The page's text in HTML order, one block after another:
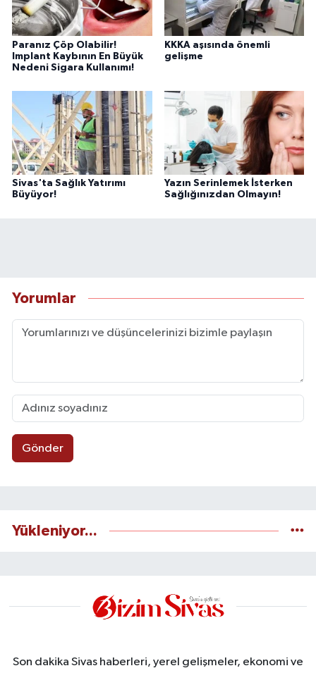
Paranız Çöp Olabilir!
Implant Kaybının En Büyük
Nedeni Sigara Kullanımı!
KKKA aşısında önemli
gelişme
Sivas'ta Sağlık Yatırımı
Büyüyor!
Yazın Serinlemek İsterken
Sağlığınızdan Olmayın!
Yorumlar
Gönder
Yükleniyor...
Son dakika Sivas haberleri, yerel gelişmeler, ekonomi ve